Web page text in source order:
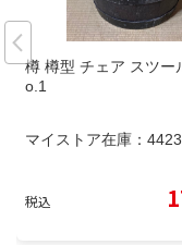
樽 樽型 チェア スツー
o.1
マイストア在庫： 4423
税込